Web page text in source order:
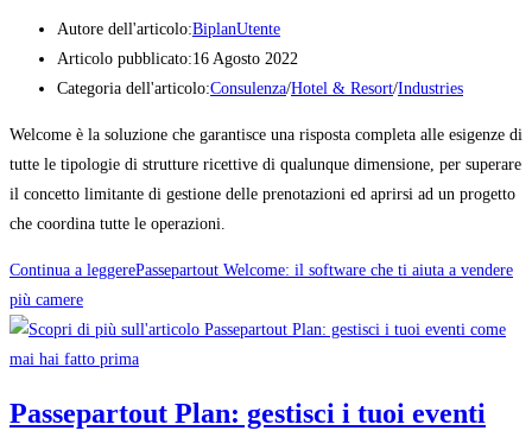
Autore dell'articolo:BiplanUtente
Articolo pubblicato:16 Agosto 2022
Categoria dell'articolo:Consulenza/Hotel & Resort/Industries
Welcome è la soluzione che garantisce una risposta completa alle esigenze di
tutte le tipologie di strutture ricettive di qualunque dimensione, per superare
il concetto limitante di gestione delle prenotazioni ed aprirsi ad un progetto
che coordina tutte le operazioni.
Continua a leggerePassepartout Welcome: il software che ti aiuta a vendere
più camere
Passepartout Plan: gestisci i tuoi eventi